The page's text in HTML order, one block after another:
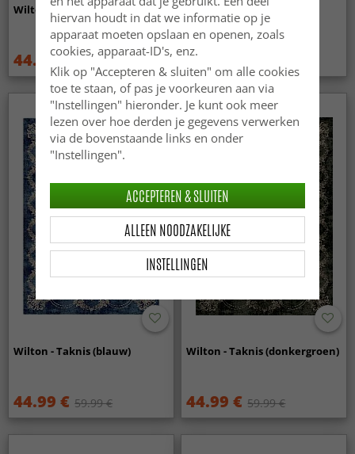
Wilton - Mateur (beige)
44.99 € 59.99 €
Wilton - Zebra (zwart/wit)
44.99 €
Wilton - Taknis (blauw)
44.99 € 59.99 €
Wilton - Taknis (donkergroen)
44.99 € 59.99 €
hiervan houdt in dat we informatie op je
apparaat moeten opslaan en openen, zoals
cookies, apparaat-ID's, enz.
Klik op "Accepteren & sluiten" om alle cookies
toe te staan, of pas je voorkeuren aan via
"Instellingen" hieronder. Je kunt ook meer
lezen over hoe derden je gegevens verwerken
via de bovenstaande links en onder
"Instellingen".
INSTELLINGEN
ALLEEN NOODZAKELIJKE
ACCEPTEREN & SLUITEN